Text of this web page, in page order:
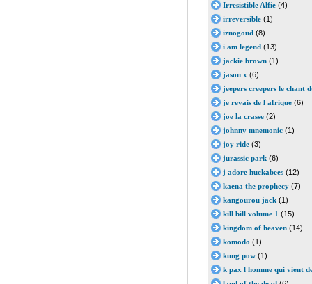
Irresistible Alfie (4)
irreversible (1)
iznogoud (8)
i am legend (13)
jackie brown (1)
jason x (6)
jeepers creepers le chant
je revais de l afrique (6)
joe la crasse (2)
johnny mnemonic (1)
joy ride (3)
jurassic park (6)
j adore huckabees (12)
kaena the prophecy (7)
kangourou jack (1)
kill bill volume 1 (15)
kingdom of heaven (14)
komodo (1)
kung pow (1)
k pax l homme qui vient